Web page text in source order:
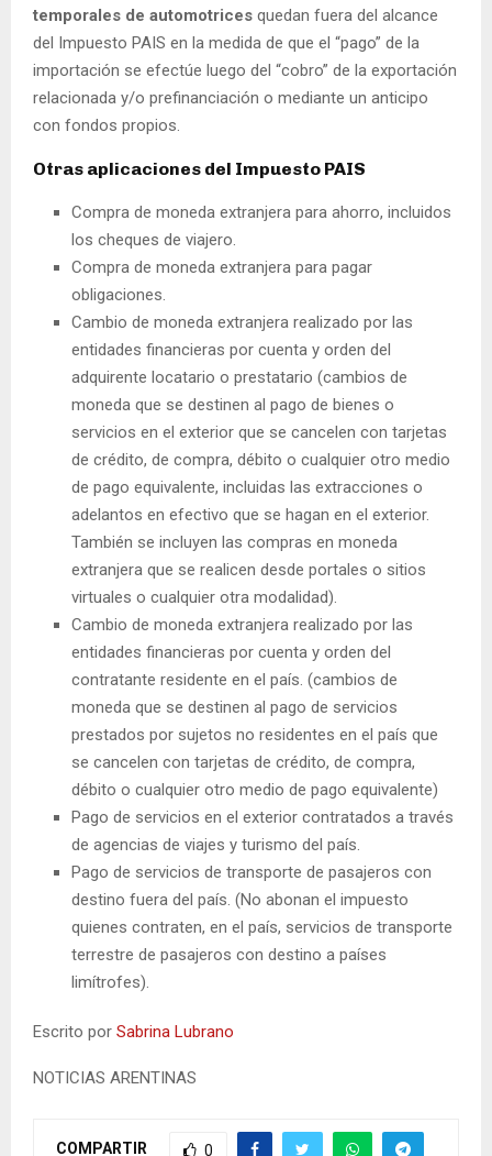
temporales de automotrices quedan fuera del alcance
del Impuesto PAIS en la medida de que el “pago” de la
importación se efectúe luego del “cobro” de la exportación
relacionada y/o prefinanciación o mediante un anticipo
con fondos propios.
Otras aplicaciones del Impuesto PAIS
Compra de moneda extranjera para ahorro, incluidos
los cheques de viajero.
Compra de moneda extranjera para pagar
obligaciones.
Cambio de moneda extranjera realizado por las
entidades financieras por cuenta y orden del
adquirente locatario o prestatario (cambios de
moneda que se destinen al pago de bienes o
servicios en el exterior que se cancelen con tarjetas
de crédito, de compra, débito o cualquier otro medio
de pago equivalente, incluidas las extracciones o
adelantos en efectivo que se hagan en el exterior.
También se incluyen las compras en moneda
extranjera que se realicen desde portales o sitios
virtuales o cualquier otra modalidad).
Cambio de moneda extranjera realizado por las
entidades financieras por cuenta y orden del
contratante residente en el país. (cambios de
moneda que se destinen al pago de servicios
prestados por sujetos no residentes en el país que
se cancelen con tarjetas de crédito, de compra,
débito o cualquier otro medio de pago equivalente)
Pago de servicios en el exterior contratados a través
de agencias de viajes y turismo del país.
Pago de servicios de transporte de pasajeros con
destino fuera del país. (No abonan el impuesto
quienes contraten, en el país, servicios de transporte
terrestre de pasajeros con destino a países
limítrofes).
Escrito por Sabrina Lubrano
NOTICIAS ARENTINAS
COMPARTIR 0